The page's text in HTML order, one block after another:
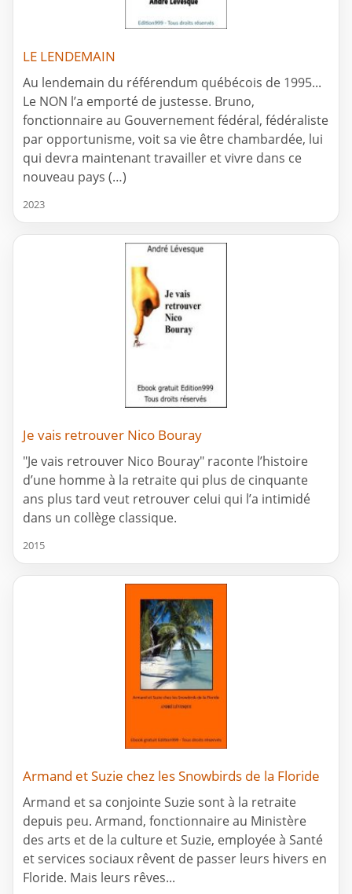
LE LENDEMAIN
Au lendemain du référendum québécois de 1995...
Le NON l’a emporté de justesse. Bruno,
fonctionnaire au Gouvernement fédéral, fédéraliste
par opportunisme, voit sa vie être chambardée, lui
qui devra maintenant travailler et vivre dans ce
nouveau pays (…)
2023
Je vais retrouver Nico Bouray
"Je vais retrouver Nico Bouray" raconte l’histoire
d’une homme à la retraite qui plus de cinquante
ans plus tard veut retrouver celui qui l’a intimidé
dans un collège classique.
2015
Armand et Suzie chez les Snowbirds de la Floride
Armand et sa conjointe Suzie sont à la retraite
depuis peu. Armand, fonctionnaire au Ministère
des arts et de la culture et Suzie, employée à Santé
et services sociaux rêvent de passer leurs hivers en
Floride. Mais leurs rêves...